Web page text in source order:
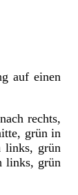
auf einen
rechts,
grün in
links, grün
links, grün